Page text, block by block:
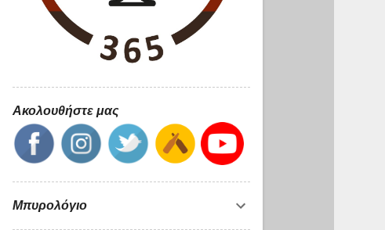
Ακολουθήστε μας
Μπυρολόγιο